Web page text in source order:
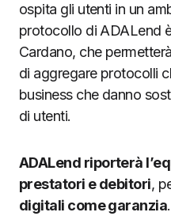
ospita gli utenti in un
protocollo di ADALend
Cardano, che
di aggregare protocolli
business che danno
di utenti.
ADALend riporterà
prestatori e debitori,
digitali come garanzia